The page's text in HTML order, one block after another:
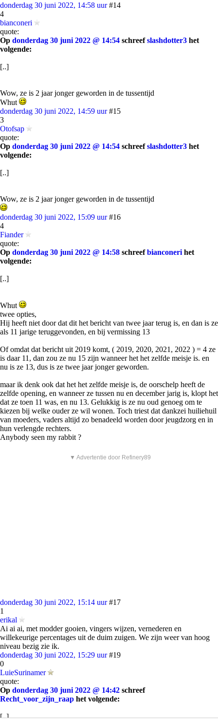
donderdag 30 juni 2022, 14:58 uur #14
4
bianconeri
quote:
Op donderdag 30 juni 2022 @ 14:54 schreefslashdotter3 het
volgende:
[..]
Wow, ze is 2 jaar jonger geworden in de tussentijd
Whut
donderdag 30 juni 2022, 14:59 uur #15
3
Otofsap
quote:
Op donderdag 30 juni 2022 @ 14:54 schreefslashdotter3 het
volgende:
[..]
Wow, ze is 2 jaar jonger geworden in de tussentijd
donderdag 30 juni 2022, 15:09 uur #16
4
Fiander
quote:
Op donderdag 30 juni 2022 @ 14:58 schreefbianconeri het
volgende:
[..]
Whut
twee opties,
Hij heeft niet door dat dit het bericht van twee jaar terug is, en dan is ze
als 11 jarige teruggevonden, en bij vermissing 13
Of omdat dat bericht uit 2019 komt, ( 2019, 2020, 2021, 2022 ) = 4 ze
is daar 11, dan zou ze nu 15 zijn wanneer het het zelfde meisje is. en
nu is ze 13, dus is ze twee jaar jonger geworden.
maar ik denk ook dat het het zelfde meisje is, de oorschelp heeft de
zelfde opening, en wanneer ze tussen nu en december jarig is, klopt het
dat ze toen 11 was, en nu 13. Gelukkig is ze nu oud genoeg om te
kiezen bij welke ouder ze wil wonen. Toch triest dat dankzei huiliehuil
van moeders, vaders altijd zo benadeeld worden door jeugdzorg en in
hun verlengde rechters.
Anybody seen my rabbit ?
▼ Advertentie door Refinery89
donderdag 30 juni 2022, 15:14 uur #17
1
erikal
Ai ai ai, met modder gooien, vingers wijzen, vernederen en
willekeurige percentages uit de duim zuigen. We zijn weer van hoog
niveau bezig zie ik.
donderdag 30 juni 2022, 15:29 uur #19
0
LuieSurinamer
quote:
Op donderdag 30 juni 2022 @ 14:42 schreef
Recht_voor_zijn_raap het volgende:
[..]